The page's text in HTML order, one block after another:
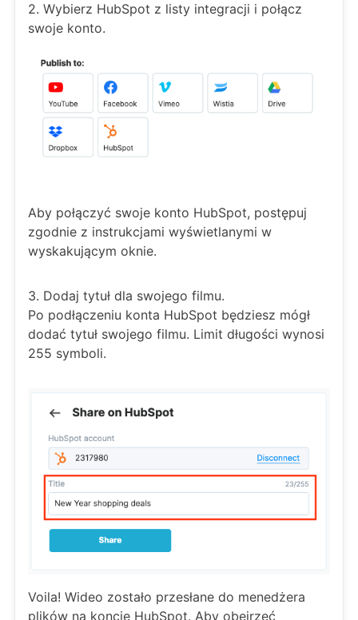
2. Wybierz HubSpot z listy integracji i połącz
swoje konto.
Aby połączyć swoje konto HubSpot, postępuj
zgodnie z instrukcjami wyświetlanymi w
wyskakującym oknie.
3. Dodaj tytuł dla swojego filmu.
Po podłączeniu konta HubSpot będziesz mógł
dodać tytuł swojego filmu. Limit długości wynosi
255 symboli.
Voila! Wideo zostało przesłane do menedżera
plików na koncie HubSpot. Aby obejrzeć